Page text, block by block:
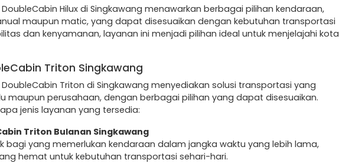
Hilux di Singkawang menawarkan berbagai pilihan kendaraan,
maupun matic, yang dapat disesuaikan dengan kebutuhan transportasi
dan kenyamanan, layanan ini menjadi pilihan ideal untuk menjelajahi kota
Triton Singkawang
Triton di Singkawang menyediakan solusi transportasi yang
maupun perusahaan, dengan berbagai pilihan yang dapat disesuaikan.
jenis layanan yang tersedia:
Triton Bulanan Singkawang
bagi yang memerlukan kendaraan dalam jangka waktu yang lebih lama,
hemat untuk kebutuhan transportasi sehari-hari.